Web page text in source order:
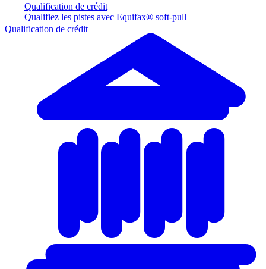
Qualification de crédit
Qualifiez les pistes avec Equifax® soft-pull
Qualification de crédit